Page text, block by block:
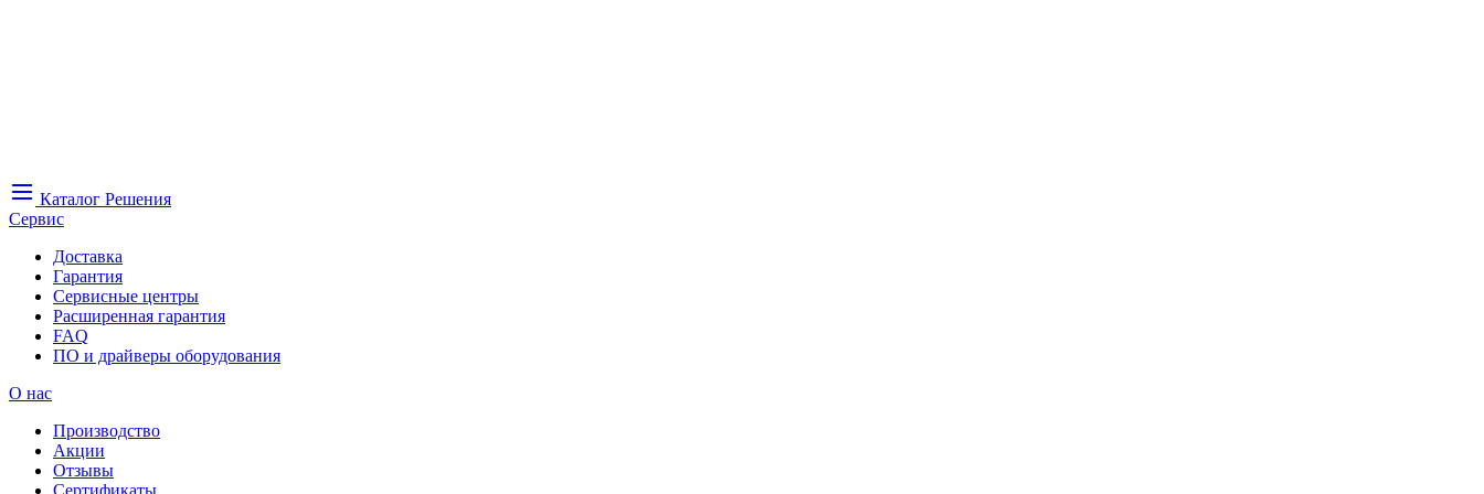
Каталог Решения
Сервис
Доставка
Гарантия
Сервисные центры
Расширенная гарантия
FAQ
ПО и драйверы оборудования
О нас
Производство
Акции
Отзывы
Сертификаты